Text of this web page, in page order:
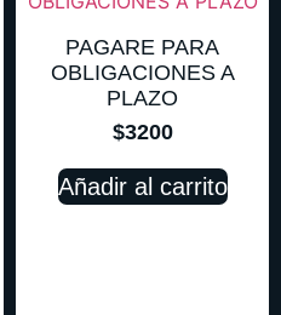
PAGARE PARA
OBLIGACIONES A
PLAZO
$3200
Añadir al carrito